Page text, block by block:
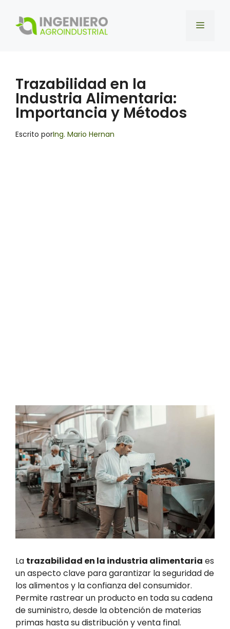
contenido
Menú
Trazabilidad en la
Industria Alimentaria:
Importancia y Métodos
Escrito porIng. Mario Hernan
La trazabilidad en la industria alimentaria es
un aspecto clave para garantizar la seguridad de
los alimentos y la confianza del consumidor.
Permite rastrear un producto en toda su cadena
de suministro, desde la obtención de materias
primas hasta su distribución y venta final.